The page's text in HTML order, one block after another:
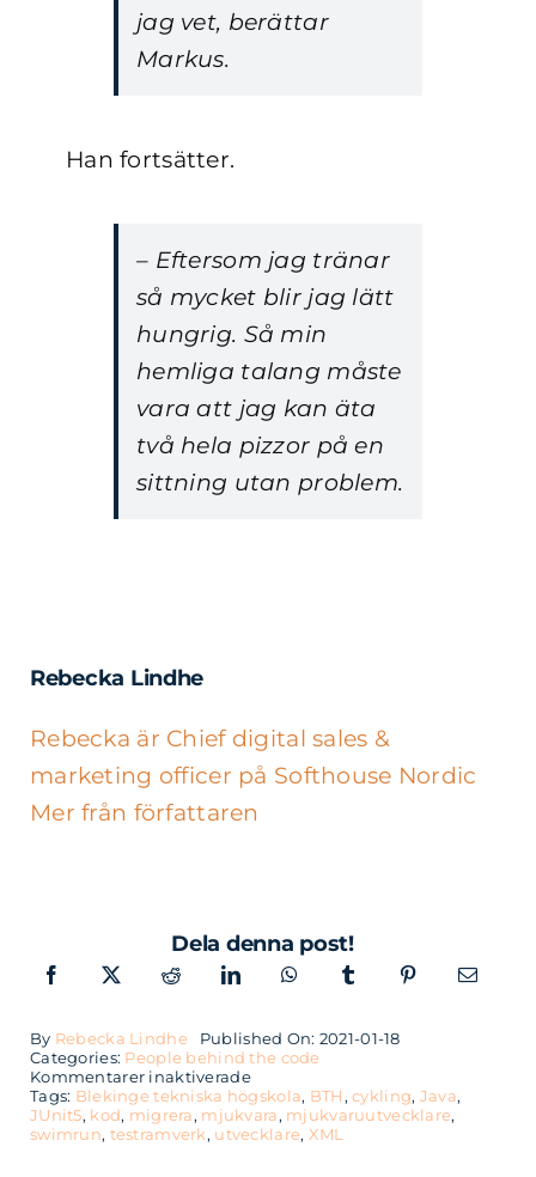
jag vet, berättar
Markus.
Han fortsätter.
– Eftersom jag tränar
så mycket blir jag lätt
hungrig. Så min
hemliga talang måste
vara att jag kan äta
två hela pizzor på en
sittning utan problem.
Rebecka Lindhe
Rebecka är Chief digital sales &
marketing officer på Softhouse Nordic
Mer från författaren
Dela denna post!
By Rebecka Lindhe
Published On: 2021-01-18
Categories: People behind the code
Kommentarer inaktiveradeför
Mjukvaruutvecklare
Markus
trivs
Tags: Blekinge tekniska högskola, BTH,cykling, Java,
JUnit5, kod, migrera, mjukvara, mjukvaruutvecklare,
swimrun, testramverk, utvecklare, XML